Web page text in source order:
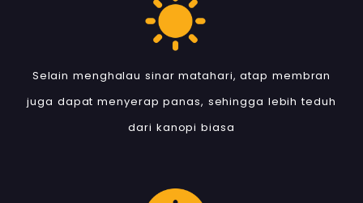
Selain menghalau sinar matahari, atap membran
juga dapat menyerap panas, sehingga lebih teduh
dari kanopi biasa